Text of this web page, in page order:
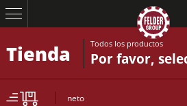
Tienda Todos los productos
Por favor,
neto